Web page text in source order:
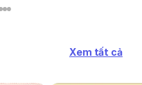
Xem tất cả